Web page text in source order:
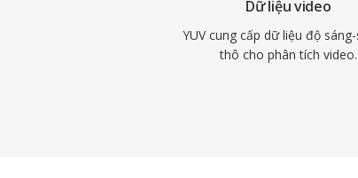
Dữ liệu video
YUV cung cấp dữ liệu độ
thô cho phân tích video.